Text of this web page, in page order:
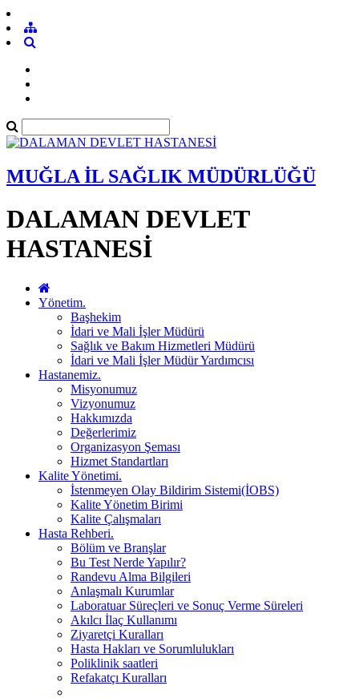
MUĞLA İL SAĞLIK MÜDÜRLÜĞÜ
DALAMAN DEVLET
HASTANESİ
Yönetim.
Başhekim
İdari ve Mali İşler Müdürü
Sağlık ve Bakım Hizmetleri Müdürü
İdari ve Mali İşler Müdür Yardımcısı
Hastanemiz.
Misyonumuz
Vizyonumuz
Hakkımızda
Değerlerimiz
Organizasyon Şeması
Hizmet Standartları
Kalite Yönetimi.
İstenmeyen Olay Bildirim Sistemi(İOBS)
Kalite Yönetim Birimi
Kalite Çalışmaları
Hasta Rehberi.
Bölüm ve Branşlar
Bu Test Nerde Yapılır?
Randevu Alma Bilgileri
Anlaşmalı Kurumlar
Laboratuar Süreçleri ve Sonuç Verme Süreleri
Akılcı İlaç Kullanımı
Ziyaretçi Kuralları
Hasta Hakları ve Sorumlulukları
Poliklinik saatleri
Refakatçı Kuralları